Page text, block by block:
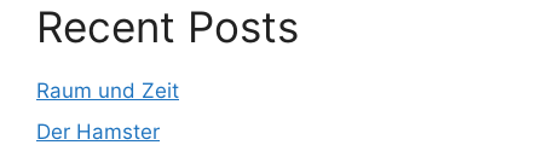
Recent Posts
Raum und Zeit
Der Hamster